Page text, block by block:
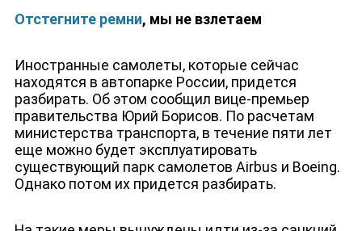
Отстегните ремни, мы не взлетаем
Иностранные самолеты, которые сейчас
находятся в автопарке России, придется
разбирать. Об этом сообщил вице-премьер
правительства Юрий Борисов. По расчетам
министерства транспорта, в течение пяти лет
еще можно будет эксплуатировать
существующий парк самолетов Airbus и Boeing.
Однако потом их придется разбирать.